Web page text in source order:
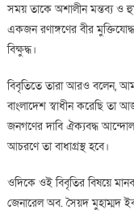
সময় তাকে অশালীন মন্তব্য ও
একজন রণাঙ্গণের বীর
বিক্ষুদ্ধ।
বিবৃতিতে তারা আরও বলেন,
বাংলাদেশ স্বাধীন করেছি তা
জনগণের দাবি ঐক্যবদ্ধ
আচরণে তা বাধাগ্রস্থ হবে।
ওদিকে ওই বিবৃতির বিষয়ে
জেনারেল অব. সৈয়দ মুহাম্মদ